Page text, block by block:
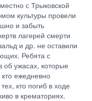
с Трыковской
культуры провели
и забыть
лагерей смерти
и др. не оставили
Ребята с
ужасах, которые
ежедневно
кто погиб в ходе
в крематориях.